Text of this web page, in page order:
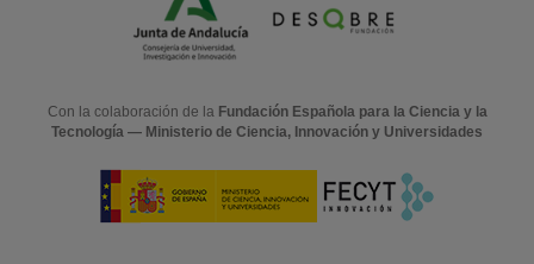
Con la colaboración de la Fundación Española para la Ciencia y la
Tecnología — Ministerio de Ciencia, Innovación y Universidades